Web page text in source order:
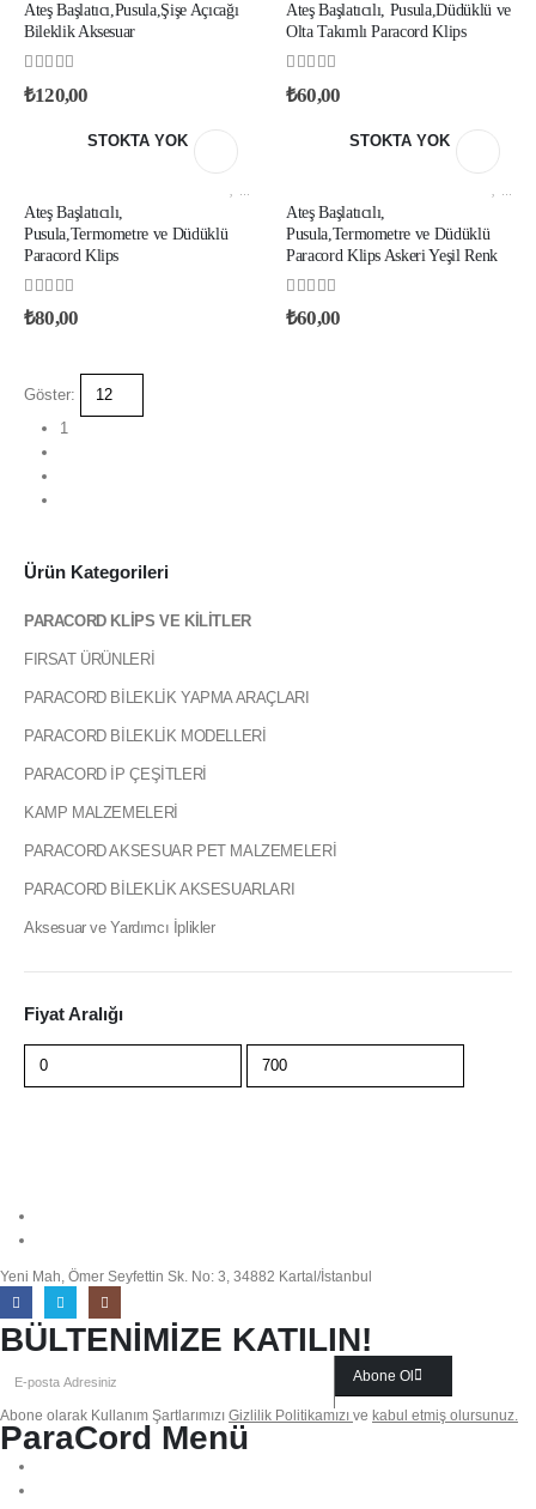
Ateş Başlatıcı,Pusula,Şişe Açıcağı
Bileklik Aksesuar
0out of 5
₺120,00
Ateş Başlatıcılı, Pusula,Düdüklü ve
Olta Takımlı Paracord Klips
0out of 5
₺60,00
STOKTA YOK
Ateş Başlatıcılı,
Pusula,Termometre ve Düdüklü
Paracord Klips
0out of 5
₺80,00
STOKTA YOK
Ateş Başlatıcılı,
Pusula,Termometre ve Düdüklü
Paracord Klips Askeri Yeşil Renk
0out of 5
₺60,00
Göster:
1
Ürün Kategorileri
PARACORD KLİPS VE KİLİTLER
FIRSAT ÜRÜNLERİ
PARACORD BİLEKLİK YAPMA ARAÇLARI
PARACORD BİLEKLİK MODELLERİ
PARACORD İP ÇEŞİTLERİ
KAMP MALZEMELERİ
PARACORD AKSESUAR PET MALZEMELERİ
PARACORD BİLEKLİK AKSESUARLARI
Aksesuar ve Yardımcı İplikler
Fiyat Aralığı
Yeni Mah, Ömer Seyfettin Sk. No: 3, 34882 Kartal/İstanbul
BÜLTENİMİZE KATILIN!
Abone Ol
Abone olarak Kullanım Şartlarımızı Gizlilik Politikamızı ve kabul etmiş olursunuz.
ParaCord Menü